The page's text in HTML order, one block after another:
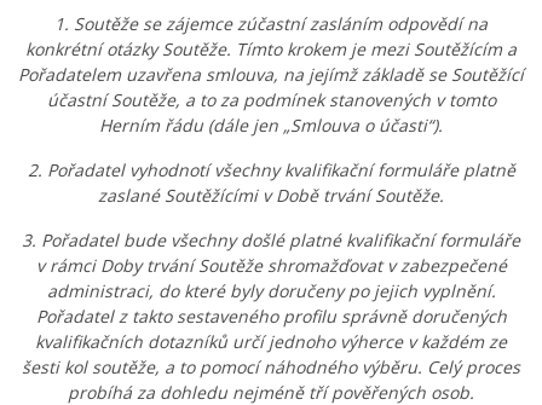
1. Soutěže se zájemce zúčastní zasláním odpovědí na
konkrétní otázky Soutěže. Tímto krokem je mezi Soutěžícím a
Pořadatelem uzavřena smlouva, na jejímž základě se Soutěžící
účastní Soutěže, a to za podmínek stanovených v tomto
Herním řádu (dále jen „Smlouva o účasti“).
2. Pořadatel vyhodnotí všechny kvalifikační formuláře platně
zaslané Soutěžícími v Době trvání Soutěže.
3. Pořadatel bude všechny došlé platné kvalifikační formuláře
v rámci Doby trvání Soutěže shromažďovat v zabezpečené
administraci, do které byly doručeny po jejich vyplnění.
Pořadatel z takto sestaveného profilu správně doručených
kvalifikačních dotazníků určí jednoho výherce v každém ze
šesti kol soutěže, a to pomocí náhodného výběru. Celý proces
probíhá za dohledu nejméně tří pověřených osob.